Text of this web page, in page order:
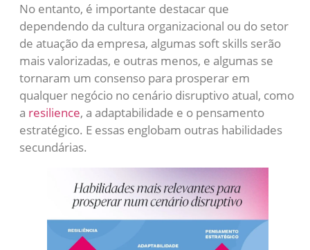
No entanto, é importante destacar que
dependendo da cultura organizacional ou do setor
de atuação da empresa, algumas soft skills serão
mais valorizadas, e outras menos, e algumas se
tornaram um consenso para prosperar em
qualquer negócio no cenário disruptivo atual, como
a resilience, a adaptabilidade e o pensamento
estratégico. E essas englobam outras habilidades
secundárias.